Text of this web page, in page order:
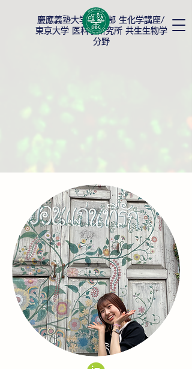
慶應義塾大学薬学部 生化学講座/
東京大学 医科学研究所 共生生物学
分野